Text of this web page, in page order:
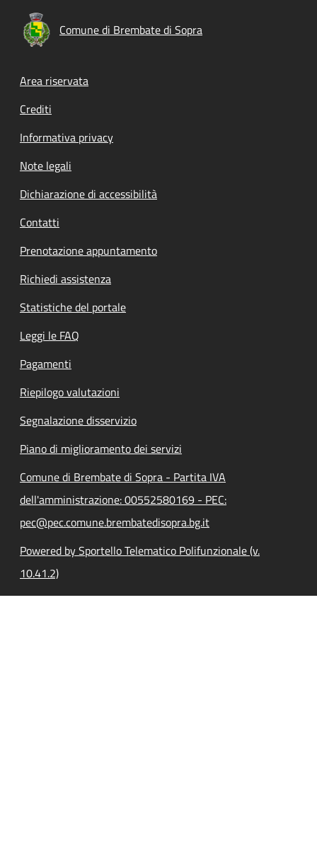
Comune di Brembate di Sopra
Footer menu
Area riservata
Crediti
Informativa privacy
Note legali
Dichiarazione di accessibilità
Contatti
Prenotazione appuntamento
Richiedi assistenza
Statistiche del portale
Leggi le FAQ
Pagamenti
Riepilogo valutazioni
Segnalazione disservizio
Piano di miglioramento dei servizi
Comune di Brembate di Sopra - Partita IVA
dell'amministrazione: 00552580169 - PEC:
pec@pec.comune.brembatedisopra.bg.it
Powered by Sportello Telematico Polifunzionale (v.
10.41.2)